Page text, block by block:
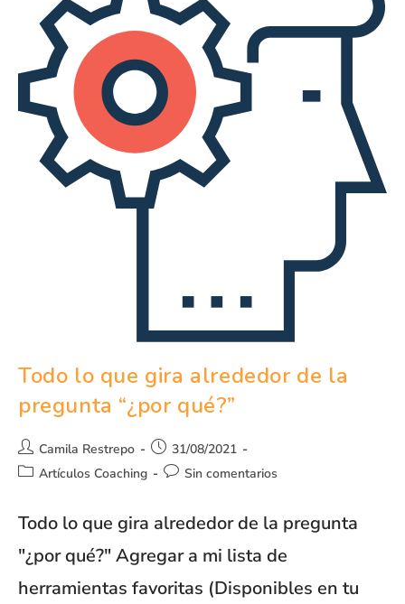
Todo lo que gira alrededor de la
pregunta “¿por qué?”
Camila Restrepo
31/08/2021
Artículos Coaching
Sin comentarios
Todo lo que gira alrededor de la pregunta
"¿por qué?" Agregar a mi lista de
herramientas favoritas (Disponibles en tu